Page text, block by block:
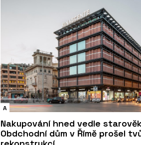
A
Nakupování hned vedle
Obdchodní dům v Římě prošel